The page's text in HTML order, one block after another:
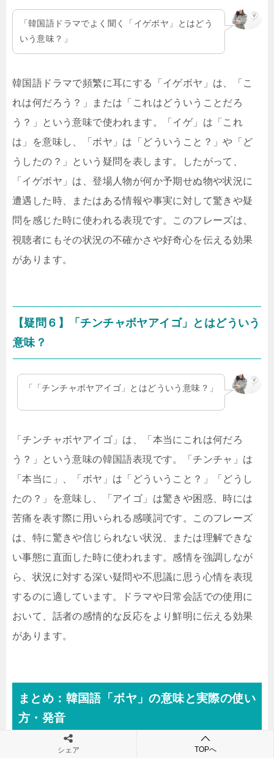
「韓国語ドラマでよく聞く「イゲボヤ」とはどう
いう意味？」
韓国語ドラマで頻繁に耳にする「イゲボヤ」は、「こ
れは何だろう？」または「これはどういうことだろ
う？」という意味で使われます。「イゲ」は「これ
は」を意味し、「ボヤ」は「どういうこと？」や「ど
うしたの？」という疑問を表します。したがって、
「イゲボヤ」は、登場人物が何か予期せぬ物や状況に
遭遇した時、またはある情報や事実に対して驚きや疑
問を感じた時に使われる表現です。このフレーズは、
視聴者にもその状況の不確かさや好奇心を伝える効果
があります。
【疑問６】「チンチャボヤアイゴ」とはどういう
意味？
「「チンチャボヤアイゴ」とはどういう意味？」
「チンチャボヤアイゴ」は、「本当にこれは何だろ
う？」という意味の韓国語表現です。「チンチャ」は
「本当に」、「ボヤ」は「どういうこと？」「どうし
たの？」を意味し、「アイゴ」は驚きや困惑、時には
苦痛を表す際に用いられる感嘆詞です。このフレーズ
は、特に驚きや信じられない状況、または理解できな
い事態に直面した時に使われます。感情を強調しなが
ら、状況に対する深い疑問や不思議に思う心情を表現
するのに適しています。ドラマや日常会話での使用に
おいて、話者の感情的な反応をより鮮明に伝える効果
があります。
まとめ：韓国語「ボヤ」の意味と実際の使い
方・発音
韓国語「ボヤ」の意味と実際の使い方・発音をまとめ
シェア TOPへ